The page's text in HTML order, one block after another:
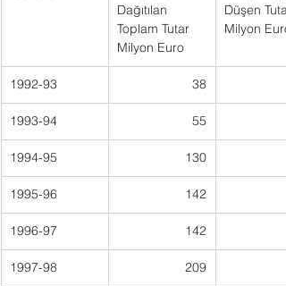
Dağıtılan
Toplam Tutar
Milyon Euro
Düşen
Milyon Euro
1992-93 38
1993-94 55
1994-95 130
1995-96 142
1996-97 142
1997-98 209